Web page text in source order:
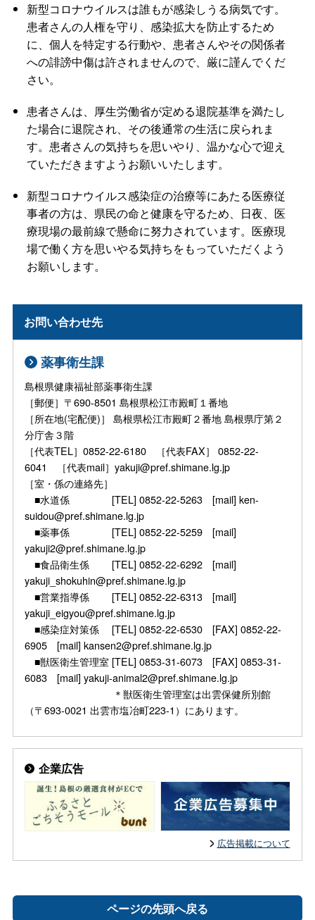
新型コロナウイルスは誰もが感染しうる病気です。
患者さんの人権を守り、感染拡大を防止するため
に、個人を特定する行動や、患者さんやその関係者
への誹謗中傷は許されませんので、厳に謹んでくだ
さい。
患者さんは、厚生労働省が定める退院基準を満たし
た場合に退院され、その後通常の生活に戻られま
す。患者さんの気持ちを思いやり、温かな心で迎え
ていただきますようお願いいたします。
新型コロナウイルス感染症の治療等にあたる医療従
事者の方は、県民の命と健康を守るため、日夜、医
療現場の最前線で懸命に努力されています。医療現
場で働く方を思いやる気持ちをもっていただくよう
お願いします。
お問い合わせ先
薬事衛生課
島根県健康福祉部薬事衛生課
［郵便］〒690-8501 島根県松江市殿町１番地
［所在地(宅配便)］ 島根県松江市殿町２番地 島根県庁第２
分庁舎３階
［代表TEL］0852-22-6180 ［代表FAX］ 0852-22-
6041 ［代表mail］yakuji@pref.shimane.lg.jp
［室・係の連絡先］
■水道係 [TEL] 0852-22-5263 [mail] ken-
suidou@pref.shimane.lg.jp
■薬事係 [TEL] 0852-22-5259 [mail]
yakuji2@pref.shimane.lg.jp
■食品衛生係 [TEL] 0852-22-6292 [mail]
yakuji_shokuhin@pref.shimane.lg.jp
■営業指導係 [TEL] 0852-22-6313 [mail]
yakuji_eigyou@pref.shimane.lg.jp
■感染症対策係 [TEL] 0852-22-6530 [FAX] 0852-22-
6905 [mail] kansen2@pref.shimane.lg.jp
■獣医衛生管理室 [TEL] 0853-31-6073 [FAX] 0853-31-
6083 [mail] yakuji-animal2@pref.shimane.lg.jp
＊獣医衛生管理室は出雲保健所別館
（〒693-0021 出雲市塩冶町223-1）にあります。
企業広告
広告掲載について
ページの先頭へ戻る